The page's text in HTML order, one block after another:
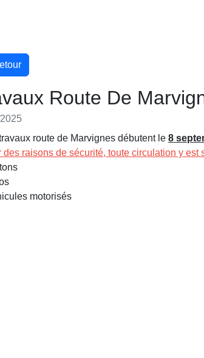
Route De
route de Marvignes débutent le 8
des raisons de sécurité, toute circulation y est
motorisés